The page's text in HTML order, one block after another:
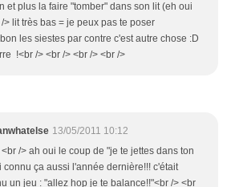
et plus la faire "tomber" dans son lit (eh oui
> lit très bas = je peux pas te poser
les siestes par contre c'est autre chose :D
!<br /> <br /> <br /> <br />
13/05/2011 10:12
<br /> ah oui le coup de "je te jettes dans ton
connu ça aussi l'année dernière!!! c'était
un jeu : "allez hop je te balance!!"<br /> <br